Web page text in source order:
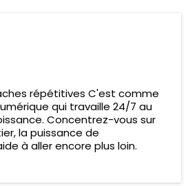
répétitives C'est comme
qui travaille 24/7 au
Concentrez-vous sur
la puissance de
à aller encore plus loin.